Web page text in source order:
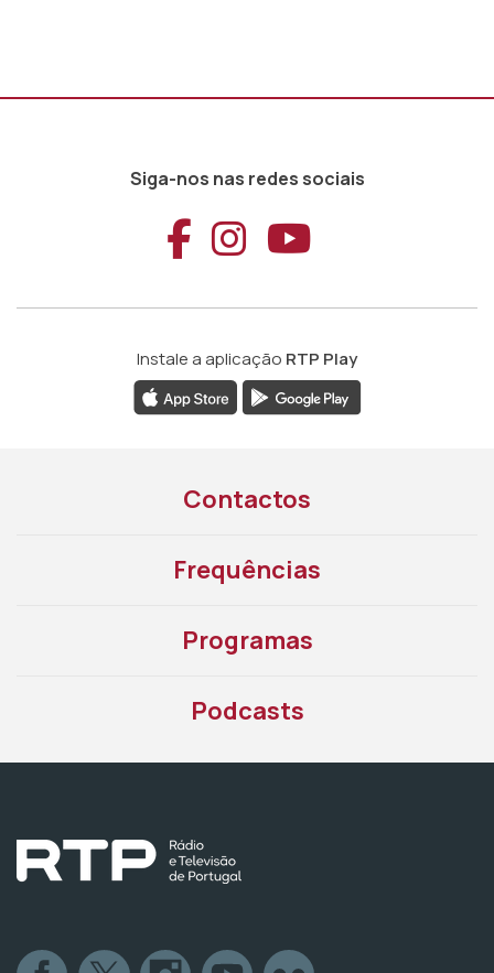
Siga-nos nas redes sociais
Aceder ao
Aceder ao
Aceder
Instale a aplicação RTP Play
Contactos
Frequências
Programas
Podcasts